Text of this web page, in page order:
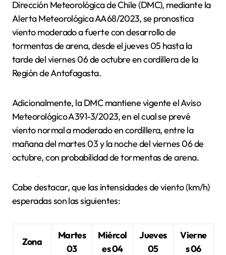
Dirección Meteorológica de Chile (DMC), mediante la
Alerta Meteorológica AA68/2023, se pronostica
viento moderado a fuerte con desarrollo de
tormentas de arena, desde el jueves 05 hasta la
tarde del viernes 06 de octubre en cordillera de la
Región de Antofagasta.
Adicionalmente, la DMC mantiene vigente el Aviso
Meteorológico A391-3/2023, en el cual se prevé
viento normal a moderado en cordillera, entre la
mañana del martes 03 y la noche del viernes 06 de
octubre, con probabilidad de tormentas de arena.
Cabe destacar, que las intensidades de viento (km/h)
esperadas son las siguientes:
Zona
Martes
03
Miércol
es 04
Jueves
05
Vierne
s 06